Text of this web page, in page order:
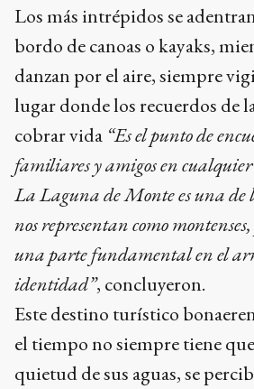
Los más intrépidos se
bordo de canoas o kayaks,
danzan por el aire, siempre
lugar donde los recuerdos de
cobrar vida “Es el punto de
familiares y amigos en
La Laguna de Monte es una de
nos representan como
una parte fundamental en el
identidad”, concluyeron.
Este destino turístico
el tiempo no siempre tiene
quietud de sus aguas, se